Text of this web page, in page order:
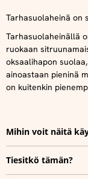
Tarhasuolaheinä on
Tarhasuolaheinällä
ruokaan
oksaalihapon
ainoastaan pieninä
on kuitenkin
Mihin voit näitä
Tiesitkö tämän?